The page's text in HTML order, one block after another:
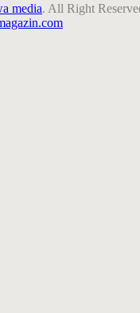
media. All Right